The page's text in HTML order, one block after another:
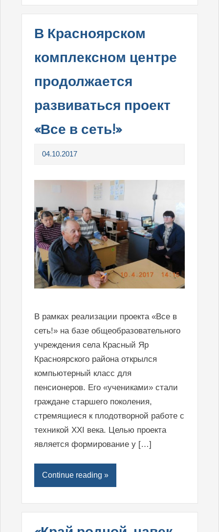
В Красноярском
комплексном центре
продолжается
развиваться проект
«Все в сеть!»
04.10.2017
В рамках реализации проекта «Все в
сеть!» на базе общеобразовательного
учреждения села Красный Яр
Красноярского района открылся
компьютерный класс для
пенсионеров. Его «учениками» стали
граждане старшего поколения,
стремящиеся к плодотворной работе с
техникой XXI века. Целью проекта
является формирование у […]
Continue reading »